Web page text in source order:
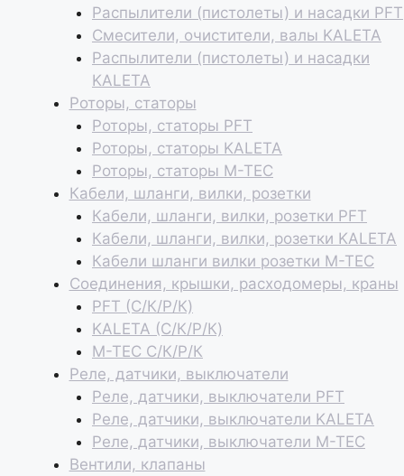
Распылители (пистолеты) и насадки PFT
Смесители, очистители, валы KALETA
Распылители (пистолеты) и насадки
KALETA
Роторы, статоры
Роторы, статоры PFT
Роторы, статоры KALETA
Роторы, статоры M-TEC
Кабели, шланги, вилки, розетки
Кабели, шланги, вилки, розетки PFT
Кабели, шланги, вилки, розетки KALETA
Кабели шланги вилки розетки M-TEC
Соединения, крышки, расходомеры, краны
PFT (С/К/Р/К)
KALETA (С/К/Р/К)
M-TEC С/К/Р/К
Реле, датчики, выключатели
Реле, датчики, выключатели PFT
Реле, датчики, выключатели KALETA
Реле, датчики, выключатели M-TEC
Вентили, клапаны